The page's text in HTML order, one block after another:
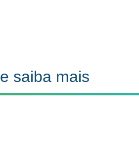
e saiba mais